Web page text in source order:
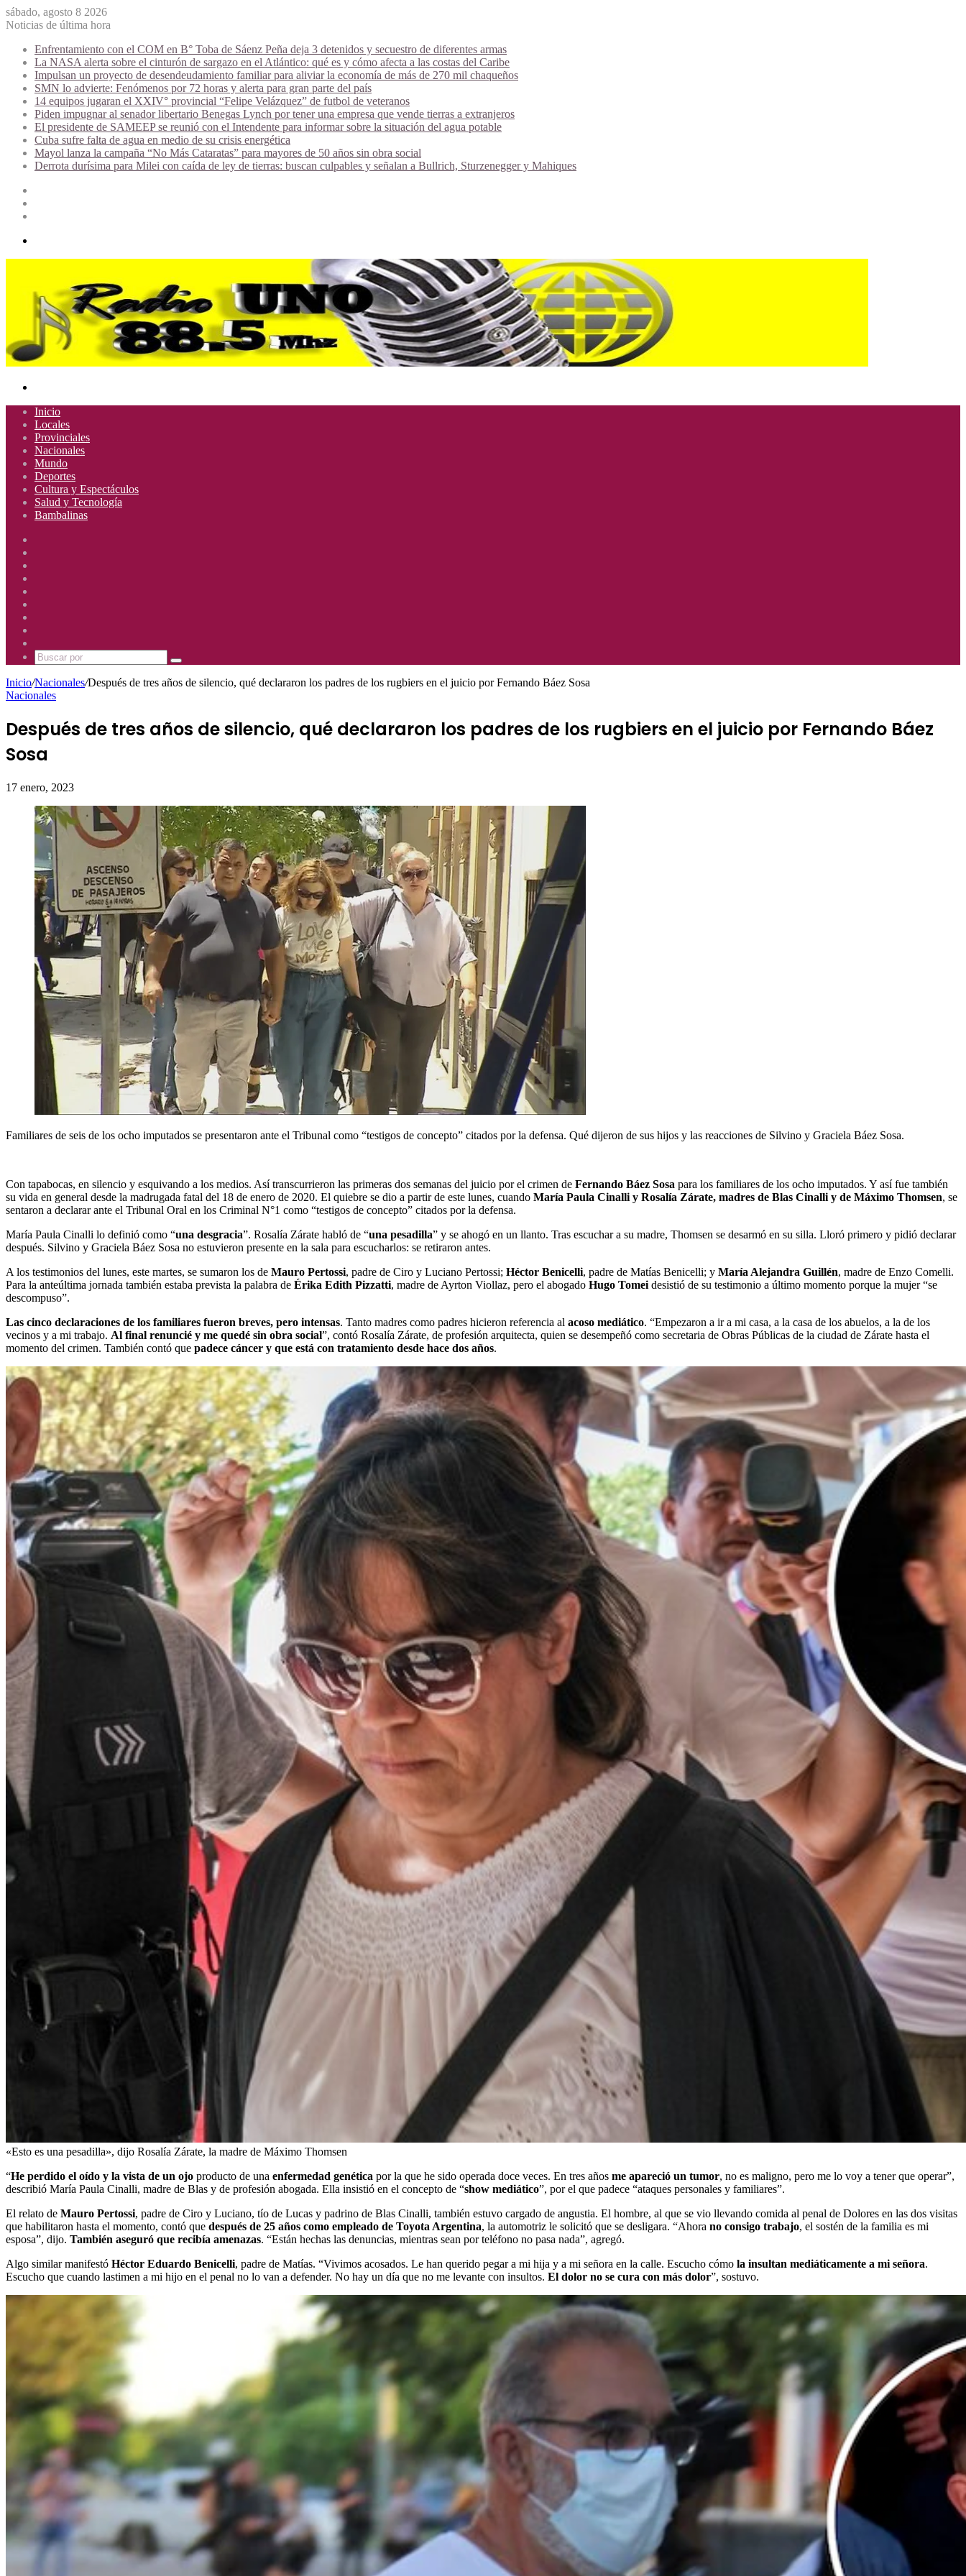
sábado, agosto 8 2026
Noticias de última hora
Enfrentamiento con el COM en B° Toba de Sáenz Peña deja 3 detenidos y secuestro de diferentes armas
La NASA alerta sobre el cinturón de sargazo en el Atlántico: qué es y cómo afecta a las costas del Caribe
Impulsan un proyecto de desendeudamiento familiar para aliviar la economía de más de 270 mil chaqueños
SMN lo advierte: Fenómenos por 72 horas y alerta para gran parte del país
14 equipos jugaran el XXIV° provincial “Felipe Velázquez” de futbol de veteranos
Piden impugnar al senador libertario Benegas Lynch por tener una empresa que vende tierras a extranjeros
El presidente de SAMEEP se reunió con el Intendente para informar sobre la situación del agua potable
Cuba sufre falta de agua en medio de su crisis energética
Mayol lanza la campaña “No Más Cataratas” para mayores de 50 años sin obra social
Derrota durísima para Milei con caída de ley de tierras: buscan culpables y señalan a Bullrich, Sturzenegger y Mahiques
Inicio
Locales
Provinciales
Nacionales
Mundo
Deportes
Cultura y Espectáculos
Salud y Tecnología
Bambalinas
Mhz
885
Mhz
Uno
885
Mhz
Buscar
Inicio/Nacionales/Después de tres años de silencio, qué declararon los padres de los rugbiers en el juicio por Fernando Báez Sosa
Nacionales
Después de tres años de silencio, qué declararon los padres de los rugbiers en el juicio por Fernando Báez
Sosa
17 enero, 2023
Familiares de seis de los ocho imputados se presentaron ante el Tribunal como “testigos de concepto” citados por la defensa. Qué dijeron de sus hijos y las reacciones de Silvino y Graciela Báez Sosa.
Con tapabocas, en silencio y esquivando a los medios. Así transcurrieron las primeras dos semanas del juicio por el crimen de Fernando Báez Sosa para los familiares de los ocho imputados. Y así fue también
su vida en general desde la madrugada fatal del 18 de enero de 2020. El quiebre se dio a partir de este lunes, cuando María Paula Cinalli y Rosalía Zárate, madres de Blas Cinalli y de Máximo Thomsen, se
sentaron a declarar ante el Tribunal Oral en los Criminal N°1 como “testigos de concepto” citados por la defensa.
María Paula Cinalli lo definió como “una desgracia”. Rosalía Zárate habló de “una pesadilla” y se ahogó en un llanto. Tras escuchar a su madre, Thomsen se desarmó en su silla. Lloró primero y pidió declarar
después. Silvino y Graciela Báez Sosa no estuvieron presente en la sala para escucharlos: se retiraron antes.
A los testimonios del lunes, este martes, se sumaron los de Mauro Pertossi, padre de Ciro y Luciano Pertossi; Héctor Benicelli, padre de Matías Benicelli; y María Alejandra Guillén, madre de Enzo Comelli.
Para la anteúltima jornada también estaba prevista la palabra de Érika Edith Pizzatti, madre de Ayrton Viollaz, pero el abogado Hugo Tomei desistió de su testimonio a último momento porque la mujer “se
descompuso”.
Las cinco declaraciones de los familiares fueron breves, pero intensas. Tanto madres como padres hicieron referencia al acoso mediático. “Empezaron a ir a mi casa, a la casa de los abuelos, a la de los
vecinos y a mi trabajo. Al final renuncié y me quedé sin obra social”, contó Rosalía Zárate, de profesión arquitecta, quien se desempeñó como secretaria de Obras Públicas de la ciudad de Zárate hasta el
momento del crimen. También contó que padece cáncer y que está con tratamiento desde hace dos años.
«Esto es una pesadilla», dijo Rosalía Zárate, la madre de Máximo Thomsen
“He perdido el oído y la vista de un ojo producto de una enfermedad genética por la que he sido operada doce veces. En tres años me apareció un tumor, no es maligno, pero me lo voy a tener que operar”,
describió María Paula Cinalli, madre de Blas y de profesión abogada. Ella insistió en el concepto de “show mediático”, por el que padece “ataques personales y familiares”.
El relato de Mauro Pertossi, padre de Ciro y Luciano, tío de Lucas y padrino de Blas Cinalli, también estuvo cargado de angustia. El hombre, al que se vio llevando comida al penal de Dolores en las dos visitas
que habilitaron hasta el momento, contó que después de 25 años como empleado de Toyota Argentina, la automotriz le solicitó que se desligara. “Ahora no consigo trabajo, el sostén de la familia es mi
esposa”, dijo. También aseguró que recibía amenazas. “Están hechas las denuncias, mientras sean por teléfono no pasa nada”, agregó.
Algo similar manifestó Héctor Eduardo Benicelli, padre de Matías. “Vivimos acosados. Le han querido pegar a mi hija y a mi señora en la calle. Escucho cómo la insultan mediáticamente a mi señora.
Escucho que cuando lastimen a mi hijo en el penal no lo van a defender. No hay un día que no me levante con insultos. El dolor no se cura con más dolor”, sostuvo.